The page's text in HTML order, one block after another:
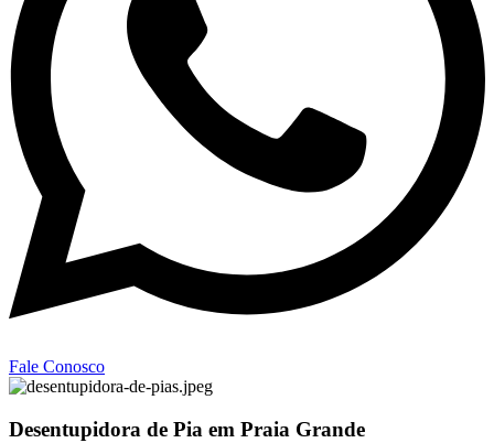
Fale Conosco
Desentupidora de Pia em Praia Grande